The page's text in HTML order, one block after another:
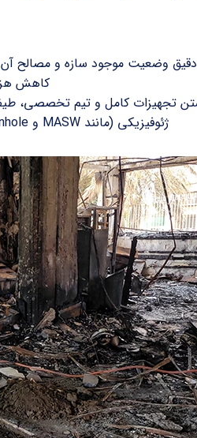
وضعیت موجود سازه و مصالح آن
کاهش
داشتن تجهیزات کامل و تیم
ژئوفیزیکی (مانند MASW و Downhole) را در محل پروژه یا آزمایشگاه ارائه می‌دهیم.